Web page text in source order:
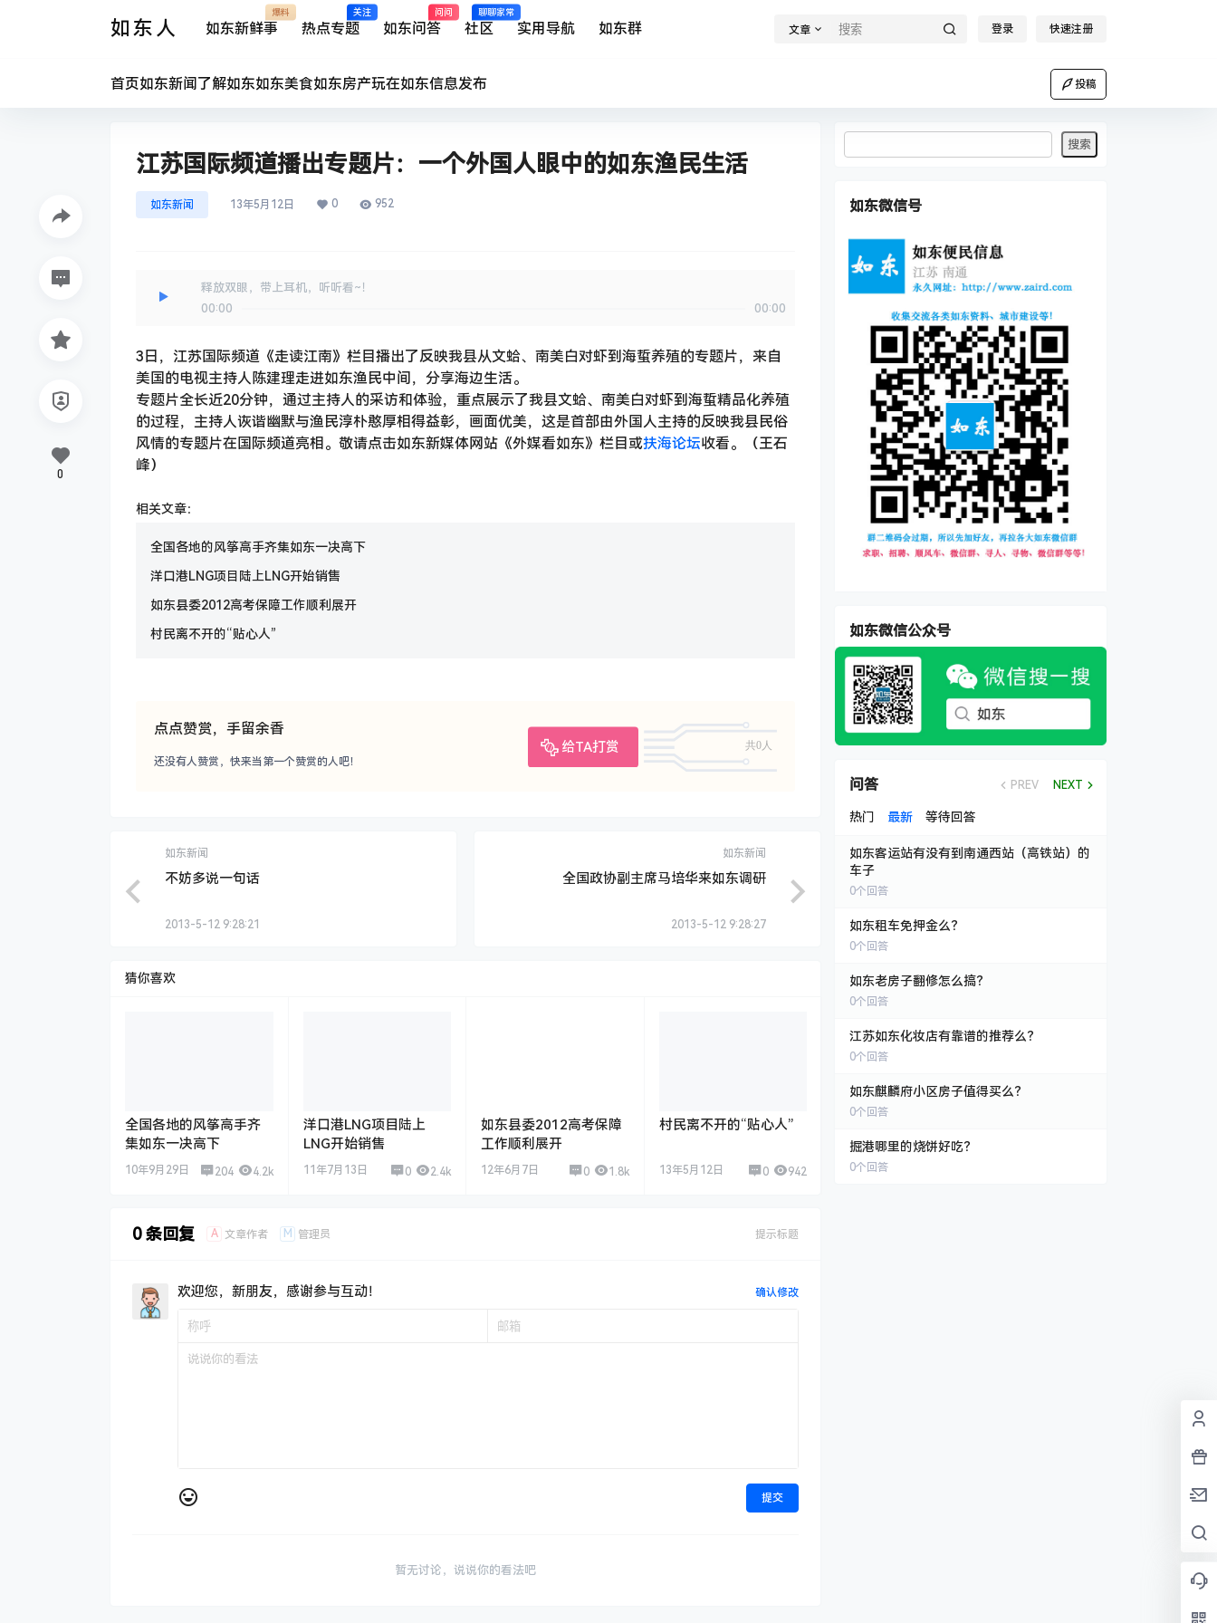
如东人 如东新鲜事
爆料
热点专题
关注
如东问答
问问
社区
聊聊家常
实用导航 如东群 文章 登录 快速注册
首页如东新闻 了解如东如东美食如东房产玩在如东信息发布 投稿
江苏国际频道播出专题片：一个外国人眼中的如东渔民生活
如东新闻 13年5月12日 0 952
释放双眼，带上耳机，听听看~！
00:00
00:00
3日，江苏国际频道《走读江南》栏目播出了反映我县从文蛤、南美白对虾到海蜇养殖的专题片，来自
美国的电视主持人陈建理走进如东渔民中间，分享海边生活。
专题片全长近20分钟，通过主持人的采访和体验，重点展示了我县文蛤、南美白对虾到海蜇精品化养殖
的过程，主持人诙谐幽默与渔民淳朴憨厚相得益彰，画面优美，这是首部由外国人主持的反映我县民俗
风情的专题片在国际频道亮相。敬请点击如东新媒体网站《外媒看如东》栏目或扶海论坛收看。（王石
峰）
相关文章：
全国各地的风筝高手齐集如东一决高下
洋口港LNG项目陆上LNG开始销售
如东县委2012高考保障工作顺利展开
村民离不开的“贴心人”
点点赞赏，手留余香
给TA打赏
共0人
还没有人赞赏，快来当第一个赞赏的人吧！
0
如东新闻
不妨多说一句话
2013-5-12 9:28:21
如东新闻
全国政协副主席马培华来如东调研
2013-5-12 9:28:27
猜你喜欢
全国各地的风筝高手齐
集如东一决高下
10年9月29日 204 4.2k
洋口港LNG项目陆上
LNG开始销售
11年7月13日 0 2.4k
如东县委2012高考保障
工作顺利展开
12年6月7日 0 1.8k
村民离不开的“贴心人”
13年5月12日 0 942
0 条回复 A 文章作者 M 管理员 提示标题
欢迎您，新朋友，感谢参与互动！ 确认修改
提交
暂无讨论，说说你的看法吧
如东微信号
如东微信公众号
问答 PREV NEXT
热门 最新 等待回答
如东客运站有没有到南通西站（高铁站）的
车子
0个回答
如东租车免押金么？
0个回答
如东老房子翻修怎么搞？
0个回答
江苏如东化妆店有靠谱的推荐么？
0个回答
如东麒麟府小区房子值得买么？
0个回答
掘港哪里的烧饼好吃？
0个回答